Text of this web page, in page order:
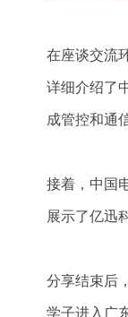
在座谈交流
详细介绍了
成管控和通
接着，中国
展示了亿迅
分享结束后
学子进入广